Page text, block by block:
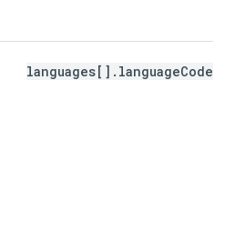
languages[].languageCode